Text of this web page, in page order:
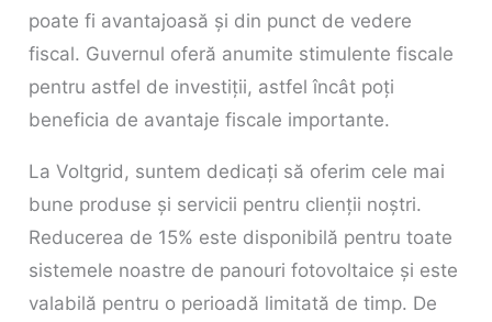
poate fi avantajoasă și din punct de vedere
fiscal. Guvernul oferă anumite stimulente fiscale
pentru astfel de investiții, astfel încât poți
beneficia de avantaje fiscale importante.
La Voltgrid, suntem dedicați să oferim cele mai
bune produse și servicii pentru clienții noștri.
Reducerea de 15% este disponibilă pentru toate
sistemele noastre de panouri fotovoltaice și este
valabilă pentru o perioadă limitată de timp. De